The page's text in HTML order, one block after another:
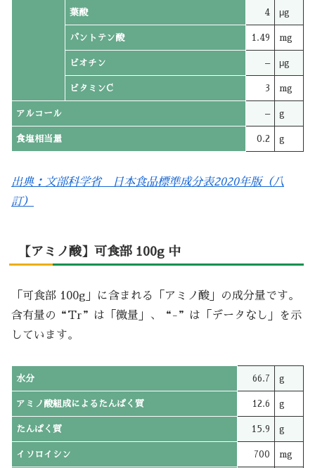
葉酸 4 μg
パントテン酸 1.49 mg
ビオチン – μg
ビタミンC 3 mg
アルコール – g
食塩相当量 0.2 g
出典：文部科学省 日本食品標準成分表2020年版（八
訂）
【アミノ酸】可食部 100g 中
「可食部 100g」に含まれる「アミノ酸」の成分量です。
含有量の“Tr”は「微量」、“-”は「データなし」を示
しています。
水分 66.7 g
アミノ酸組成によるたんぱく質 12.6 g
たんぱく質 15.9 g
イソロイシン 700 mg